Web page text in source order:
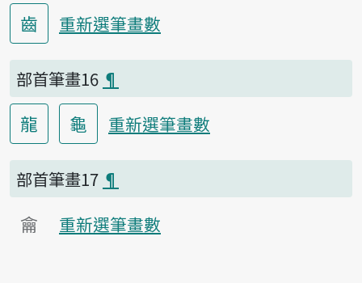
齒 重新選筆畫數
部首筆畫16 ¶
龍 龜 重新選筆畫數
部首筆畫17 ¶
龠 重新選筆畫數